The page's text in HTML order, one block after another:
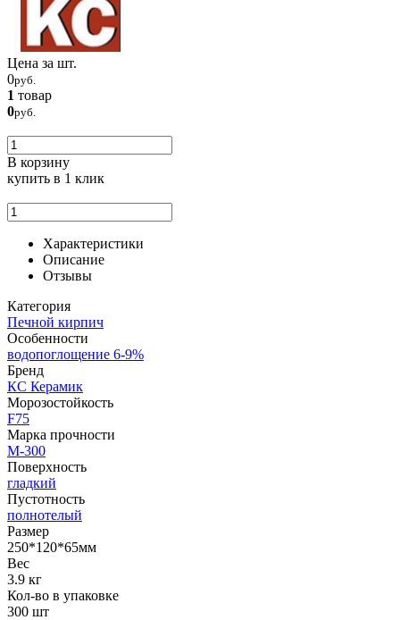
Цена за шт.
0руб.
1 товар
0руб.
В корзину
купить в 1 клик
Характеристики
Описание
Отзывы
Категория
Печной кирпич
Особенности
водопоглощение 6-9%
Бренд
КС Керамик
Морозостойкость
F75
Марка прочности
М-300
Поверхность
гладкий
Пустотность
полнотелый
Размер
250*120*65мм
Вес
3.9 кг
Кол-во в упаковке
300 шт